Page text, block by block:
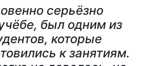
серьёзно
был одним из
которые
к занятиям.